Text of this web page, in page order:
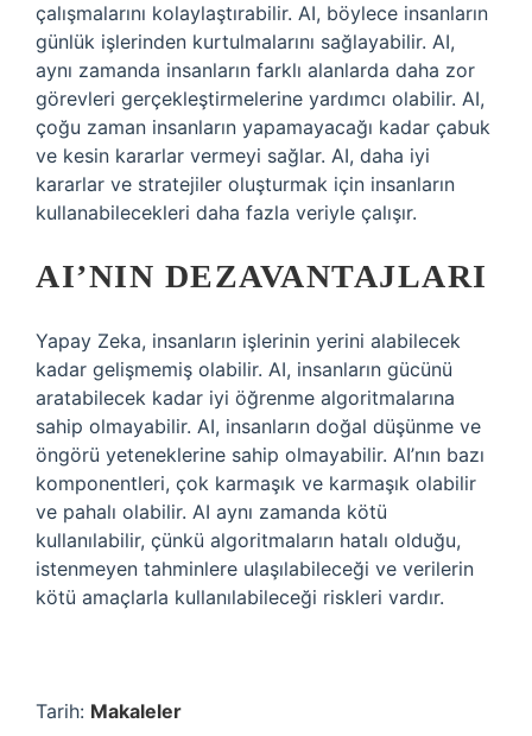
çalışmalarını kolaylaştırabilir. AI, böylece insanların
günlük işlerinden kurtulmalarını sağlayabilir. AI,
aynı zamanda insanların farklı alanlarda daha zor
görevleri gerçekleştirmelerine yardımcı olabilir. AI,
çoğu zaman insanların yapamayacağı kadar çabuk
ve kesin kararlar vermeyi sağlar. AI, daha iyi
kararlar ve stratejiler oluşturmak için insanların
kullanabilecekleri daha fazla veriyle çalışır.
AI’NIN DEZAVANTAJLARI
Yapay Zeka, insanların işlerinin yerini alabilecek
kadar gelişmemiş olabilir. AI, insanların gücünü
aratabilecek kadar iyi öğrenme algoritmalarına
sahip olmayabilir. AI, insanların doğal düşünme ve
öngörü yeteneklerine sahip olmayabilir. AI’nın bazı
komponentleri, çok karmaşık ve karmaşık olabilir
ve pahalı olabilir. AI aynı zamanda kötü
kullanılabilir, çünkü algoritmaların hatalı olduğu,
istenmeyen tahminlere ulaşılabileceği ve verilerin
kötü amaçlarla kullanılabileceği riskleri vardır.
Tarih: Makaleler